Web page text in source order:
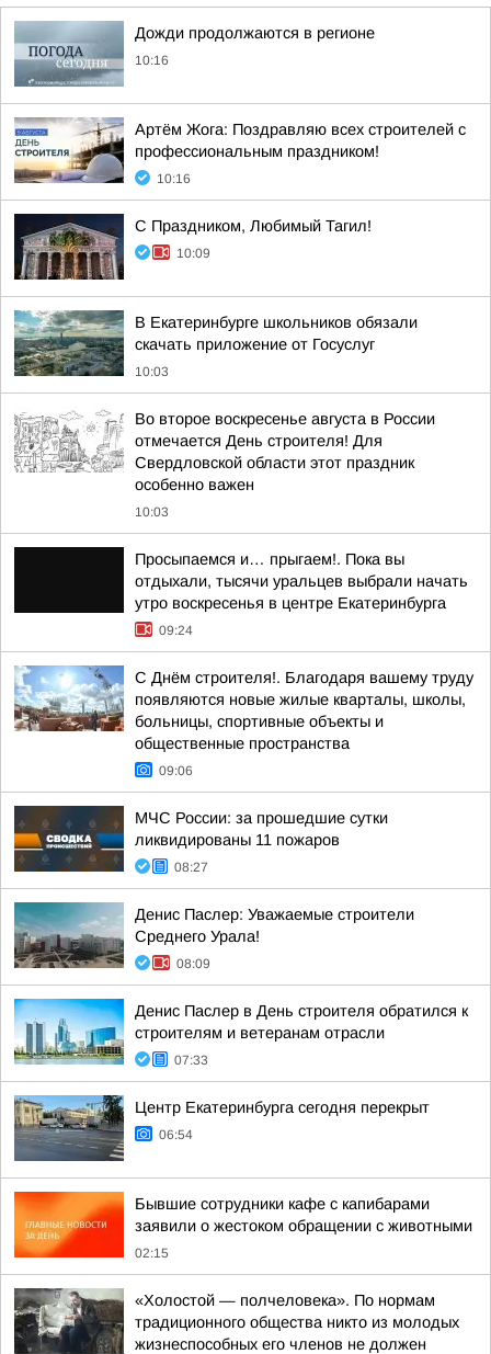
Дожди продолжаются в регионе
10:16
Артём Жога: Поздравляю всех строителей с
профессиональным праздником!
10:16
С Праздником, Любимый Тагил!
10:09
В Екатеринбурге школьников обязали
скачать приложение от Госуслуг
10:03
Во второе воскресенье августа в России
отмечается День строителя! Для
Свердловской области этот праздник
особенно важен
10:03
Просыпаемся и… прыгаем!. Пока вы
отдыхали, тысячи уральцев выбрали начать
утро воскресенья в центре Екатеринбурга
09:24
С Днём строителя!. Благодаря вашему труду
появляются новые жилые кварталы, школы,
больницы, спортивные объекты и
общественные пространства
09:06
МЧС России: за прошедшие сутки
ликвидированы 11 пожаров
08:27
Денис Паслер: Уважаемые строители
Среднего Урала!
08:09
Денис Паслер в День строителя обратился к
строителям и ветеранам отрасли
07:33
Центр Екатеринбурга сегодня перекрыт
06:54
Бывшие сотрудники кафе с капибарами
заявили о жестоком обращении с животными
02:15
«Холостой — полчеловека». По нормам
традиционного общества никто из молодых
жизнеспособных его членов не должен